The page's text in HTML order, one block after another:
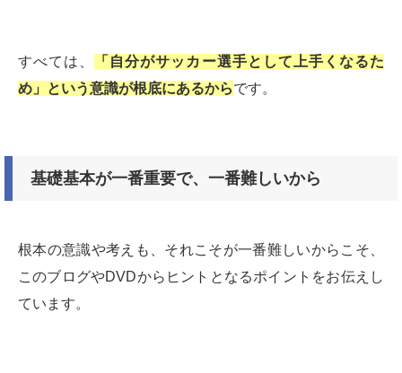
すべては、
「自分がサッカー選手として上手くなるた
め」という意識が根底にあるからです。
基礎基本が一番重要で、一番難しいから
根本の意識や考えも、それこそが一番難しいからこそ、
このブログやDVDからヒントとなるポイントをお伝えし
ています。